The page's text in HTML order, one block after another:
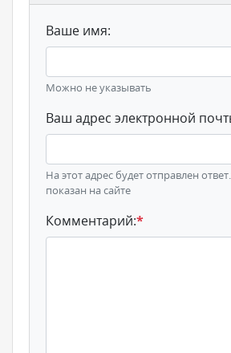
Ваше имя:
Можно не указывать
Ваш адрес электронной
На этот адрес будет отправлен
показан на сайте
Комментарий:*